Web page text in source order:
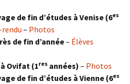
de fin d’études à Venise (6es
– Photos
de fin d’année– Élèves
Ovifat (1res années) – Photos
de fin d’études à Vienne (6es